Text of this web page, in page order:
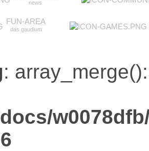
news
FUN-AREA
das gaudium
: